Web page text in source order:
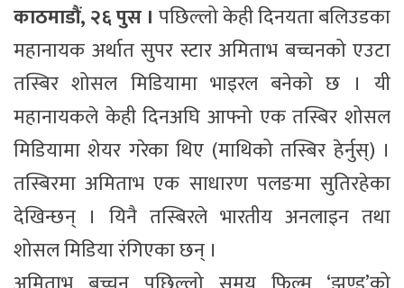
काठमाडौं, २६ पुस । पछिल्लो केही दिनयता बलिउडका
महानायक अर्थात सुपर स्टार अमिताभ बच्चनको एउटा
तस्बिर शोसल मिडियामा भाइरल बनेको छ । यी
महानायकले केही दिनअघि आफ्नो एक तस्बिर शोसल
मिडियामा शेयर गरेका थिए (माथिको तस्बिर हेर्नुस्) ।
तस्बिरमा अमिताभ एक साधारण पलङमा सुतिरहेका
देखिन्छन् । यिनै तस्बिरले भारतीय अनलाइन तथा
शोसल मिडिया रंगिएका छन् ।